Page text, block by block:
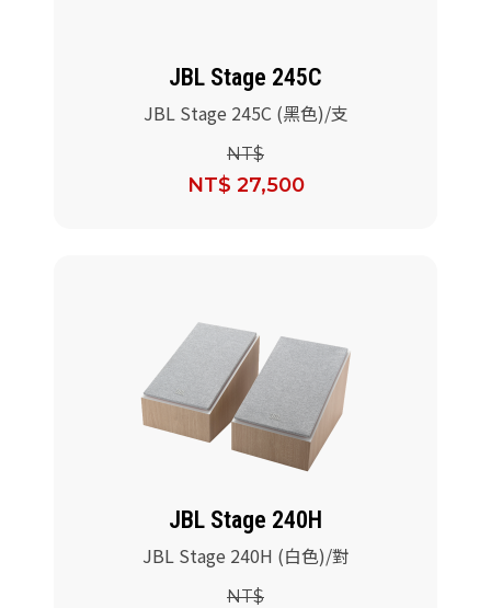
JBL Stage 245C
JBL Stage 245C (黑色)/支
NT$
NT$ 27,500
JBL Stage 240H
JBL Stage 240H (白色)/對
NT$